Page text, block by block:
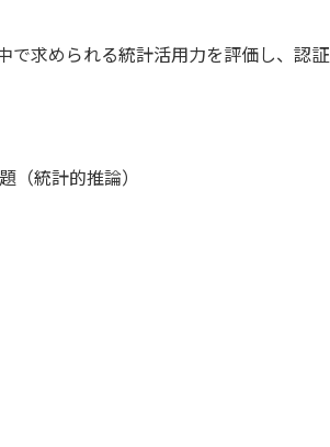
で求められる統計活用力を評価し、認
（統計的推論）